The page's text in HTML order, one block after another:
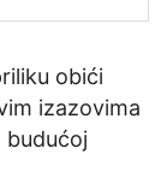
obići
izazovima
budućoj